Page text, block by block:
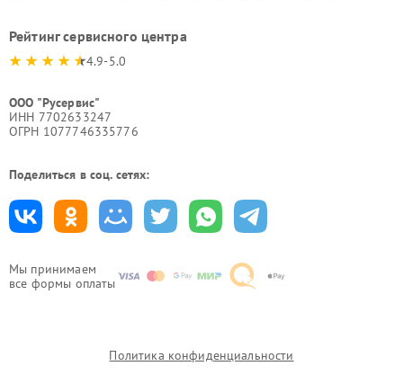
Мы принимаем
все формы оплаты
Рейтинг сервисного центра
4.9-5.0
ООО "Русервис"
ИНН 7702633247
ОГРН 1077746335776
Поделиться в соц. сетях:
Политика конфиденциальности